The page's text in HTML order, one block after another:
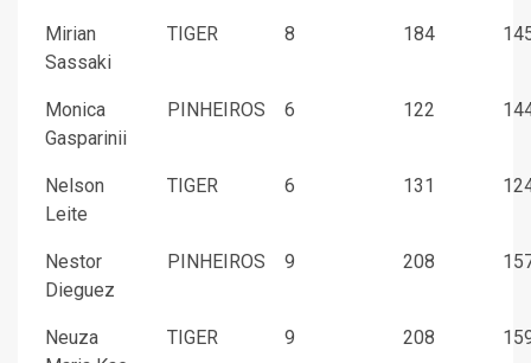
Mirian
Sassaki
TIGER 8 184
Monica
Gasparinii
PINHEIROS 6 122
Nelson
Leite
TIGER 6 131
Nestor
Dieguez
PINHEIROS 9 208
Neuza
TIGER 9 208